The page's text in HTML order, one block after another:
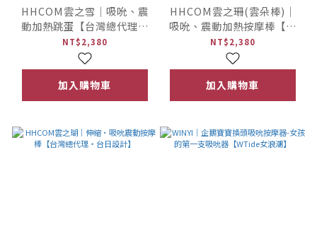
HHCOM雲之雪｜吸吮、震
動加熱跳蛋【台灣總代理・
台日設計】
NT$2,380
加入購物車
HHCOM雲之珊(雲朵棒)｜
吸吮、震動加熱按摩棒【台
灣總代理・台日設計】
NT$2,380
加入購物車